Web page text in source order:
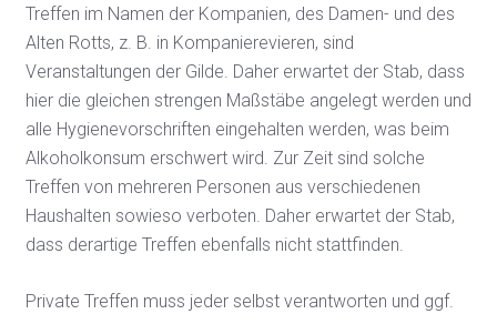
Treffen im Namen der Kompanien, des Damen- und des
Alten Rotts, z. B. in Kompanierevieren, sind
Veranstaltungen der Gilde. Daher erwartet der Stab, dass
hier die gleichen strengen Maßstäbe angelegt werden und
alle Hygienevorschriften eingehalten werden, was beim
Alkoholkonsum erschwert wird. Zur Zeit sind solche
Treffen von mehreren Personen aus verschiedenen
Haushalten sowieso verboten. Daher erwartet der Stab,
dass derartige Treffen ebenfalls nicht stattfinden.
Private Treffen muss jeder selbst verantworten und ggf.